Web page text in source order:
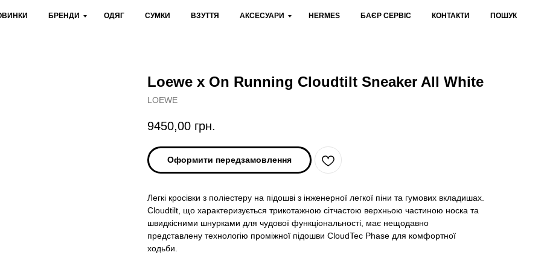
БРЕНДИ ОДЯГ СУМКИ ВЗУТТЯ АКСЕСУАРИ HERMES БАЄР СЕРВІС КОНТАКТИ ПОШУК
Loewe x On Running Cloudtilt Sneaker All White
LOEWE
9450,00 грн.
Оформити передзамовлення
Легкі кросівки з поліестеру на підошві з інженерної легкої піни та гумових вкладишах.
Cloudtilt, що характеризується трикотажною сітчастою верхньою частиною носка та
швидкісними шнурками для чудової функціональності, має нещодавно
представлену технологію проміжної підошви CloudTec Phase для комфортної
ходьби.